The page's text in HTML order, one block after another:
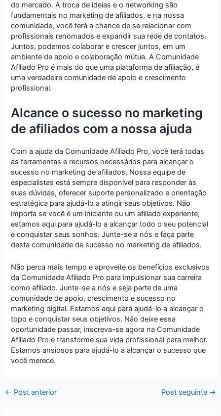
do mercado. A troca de ideias e o networking são
fundamentais no marketing de afiliados, e na nossa
comunidade, você terá a chance de se relacionar com
profissionais renomados e expandir sua rede de contatos.
Juntos, podemos colaborar e crescer juntos, em um
ambiente de apoio e colaboração mútua. A Comunidade
Afiliado Pro é mais do que uma plataforma de afiliação, é
uma verdadeira comunidade de apoio e crescimento
profissional.
Alcance o sucesso no marketing
de afiliados com a nossa ajuda
Com a ajuda da Comunidade Afiliado Pro, você terá todas
as ferramentas e recursos necessários para alcançar o
sucesso no marketing de afiliados. Nossa equipe de
especialistas está sempre disponível para responder às
suas dúvidas, oferecer suporte personalizado e orientação
estratégica para ajudá-lo a atingir seus objetivos. Não
importa se você é um iniciante ou um afiliado experiente,
estamos aqui para ajudá-lo a alcançar todo o seu potencial
e conquistar seus sonhos. Junte-se a nós e faça parte
desta comunidade de sucesso no marketing de afiliados.
Não perca mais tempo e aproveite os benefícios exclusivos
da Comunidade Afiliado Pro para impulsionar sua carreira
como afiliado. Junte-se a nós e seja parte de uma
comunidade de apoio, crescimento e sucesso no
marketing digital. Estamos aqui para ajudá-lo a alcançar o
topo e conquistar seus objetivos. Não deixe essa
oportunidade passar, inscreva-se agora na Comunidade
Afiliado Pro e transforme sua vida profissional para melhor.
Estamos ansiosos para ajudá-lo a alcançar o sucesso que
você merece.
← Post anterior Post seguinte →